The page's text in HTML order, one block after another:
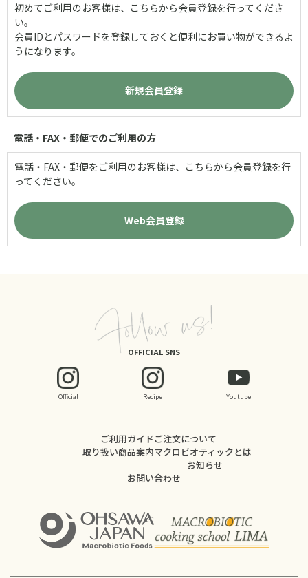
初めてご利用のお客様は、こちらから会員登録を行ってくださ
い。
会員IDとパスワードを登録しておくと便利にお買い物ができるよ
うになります。
電話・FAX・郵便でのご利用の方
電話・FAX・郵便をご利用のお客様は、こちらから会員登録を行
ってください。
OFFICIAL SNS
Official Recipe Youtube
ご利用ガイドご注文について
取り扱い商品案内マクロビオティックとは
お知らせ
お問い合わせ